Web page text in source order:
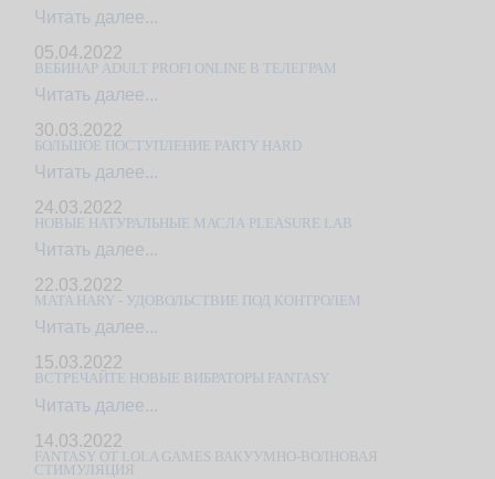
Читать далее...
05.04.2022
ВЕБИНАР ADULT PROFI ONLINE В ТЕЛЕГРАМ
Читать далее...
30.03.2022
БОЛЬШОЕ ПОСТУПЛЕНИЕ PARTY HARD
Читать далее...
24.03.2022
НОВЫЕ НАТУРАЛЬНЫЕ МАСЛА PLEASURE LAB
Читать далее...
22.03.2022
MATA HARY - УДОВОЛЬСТВИЕ ПОД КОНТРОЛЕМ
Читать далее...
15.03.2022
ВСТРЕЧАЙТЕ НОВЫЕ ВИБРАТОРЫ FANTASY
Читать далее...
14.03.2022
FANTASY ОТ LOLA GAMES ВАКУУМНО-ВОЛНОВАЯ
СТИМУЛЯЦИЯ